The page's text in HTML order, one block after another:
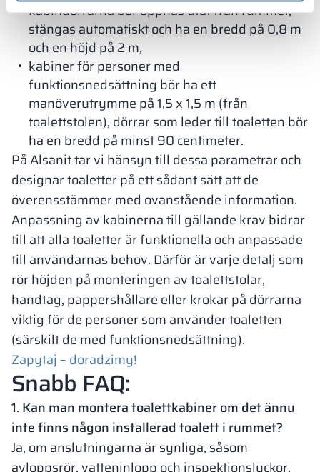
kabindörrarna bör öppnas utåt från rummet,
stängas automatiskt och ha en bredd på 0,8 m
och en höjd på 2 m,
kabiner för personer med
funktionsnedsättning bör ha ett
manöverutrymme på 1,5 x 1,5 m (från
toalettstolen), dörrar som leder till toaletten bör
ha en bredd på minst 90 centimeter.
På Alsanit tar vi hänsyn till dessa parametrar och
designar toaletter på ett sådant sätt att de
överensstämmer med ovanstående information.
Anpassning av kabinerna till gällande krav bidrar
till att alla toaletter är funktionella och anpassade
till användarnas behov. Därför är varje detalj som
rör höjden på monteringen av toalettstolar,
handtag, pappershållare eller krokar på dörrarna
viktig för de personer som använder toaletten
(särskilt de med funktionsnedsättning).
Zapytaj – doradzimy!
Snabb FAQ:
1. Kan man montera toalettkabiner om det ännu
inte finns någon installerad toalett i rummet?
Ja, om anslutningarna är synliga, såsom
avloppsrör, vatteninlopp och inspektionsluckor.